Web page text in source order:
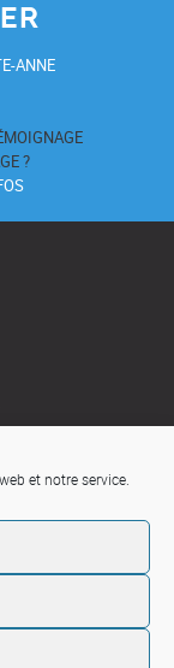
et notre service.
ANNE
?